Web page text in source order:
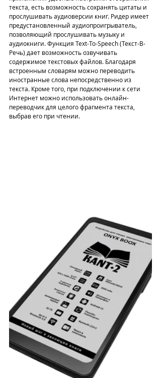
текста, есть возможность сохранять цитаты и
прослушивать аудиоверсии книг. Ридер имеет
предустановленный аудиопроигрыватель,
позволяющий прослушивать музыку и
аудиокниги. Функция Text-To-Speech (Текст-В-
Речь) дает возможность озвучивать
содержимое текстовых файлов. Благодаря
встроенным словарям можно переводить
иностранные слова непосредственно из
текста. Кроме того, при подключении к сети
Интернет можно использовать онлайн-
переводчик для целого фрагмента текста,
выбрав его при чтении.